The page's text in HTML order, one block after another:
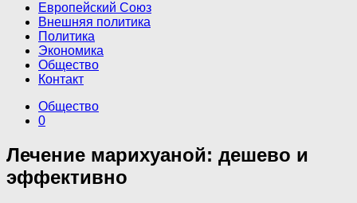
Европейский Союз
Внешняя политика
Политика
Экономика
Общество
Контакт
Общество
0
Лечение марихуаной: дешево и
эффективно